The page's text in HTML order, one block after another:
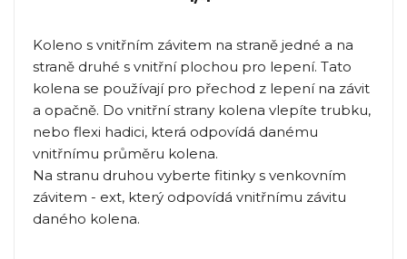
Koleno s vnitřním závitem na straně jedné a na
straně druhé s vnitřní plochou pro lepení. Tato
kolena se používají pro přechod z lepení na závit
a opačně. Do vnitřní strany kolena vlepíte trubku,
nebo flexi hadici, která odpovídá danému
vnitřnímu průměru kolena.
Na stranu druhou vyberte fitinky s venkovním
závitem - ext, který odpovídá vnitřnímu závitu
daného kolena.